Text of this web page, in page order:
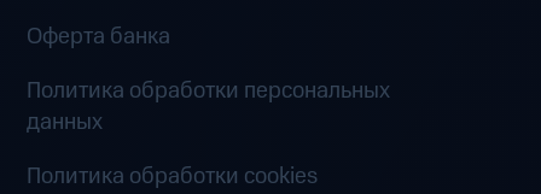
Оферта банка
Политика обработки персональных
данных
Политика обработки cookies